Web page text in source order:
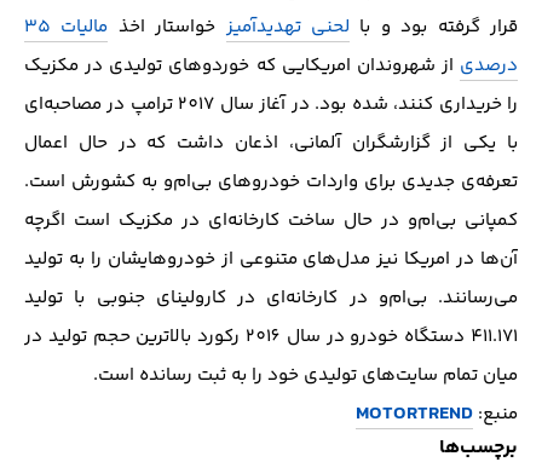
قرار گرفته بود و با لحنی تهدیدآمیزخواستار اخذ
مالیات 35
درصدی از شهروندان امریکایی که خوردوهای تولیدی در مکزیک
را خریداری کنند، شده بود. در آغاز سال 2017 ترامپ در مصاحبه‌ای
با یکی از گزارشگران آلمانی، اذعان داشت که در حال اعمال
تعرفه‌ی جدیدی برای واردات خودروهای بی‌ام‌و به کشورش است.
کمپانی بی‌ام‌و در حال ساخت کارخانه‌ای در مکزیک است اگرچه
آن‌ها در امریکا نیز مدل‌های متنوعی از خودروهایشان را به تولید
می‌رسانند. بی‌ام‌و در کارخانه‌ای در کارولینای جنوبی با تولید
411.171 دستگاه خودرو در سال 2016 رکورد بالاترین حجم تولید در
میان تمام سایت‌های تولیدی خود را به ثبت رسانده است.
منبع: MOTORTREND
برچسب‌ها